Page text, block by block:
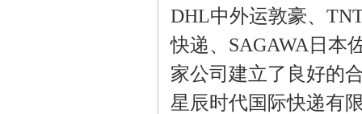
DHL中外运敦豪、
快递、SAGAWA日本
家公司建立了良好的
星辰时代国际快递有